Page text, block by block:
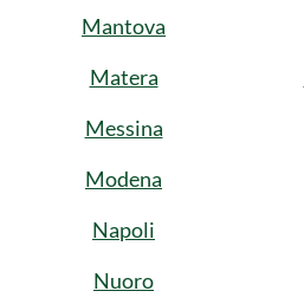
Mantova
Matera
Messina
Modena
Napoli
Nuoro